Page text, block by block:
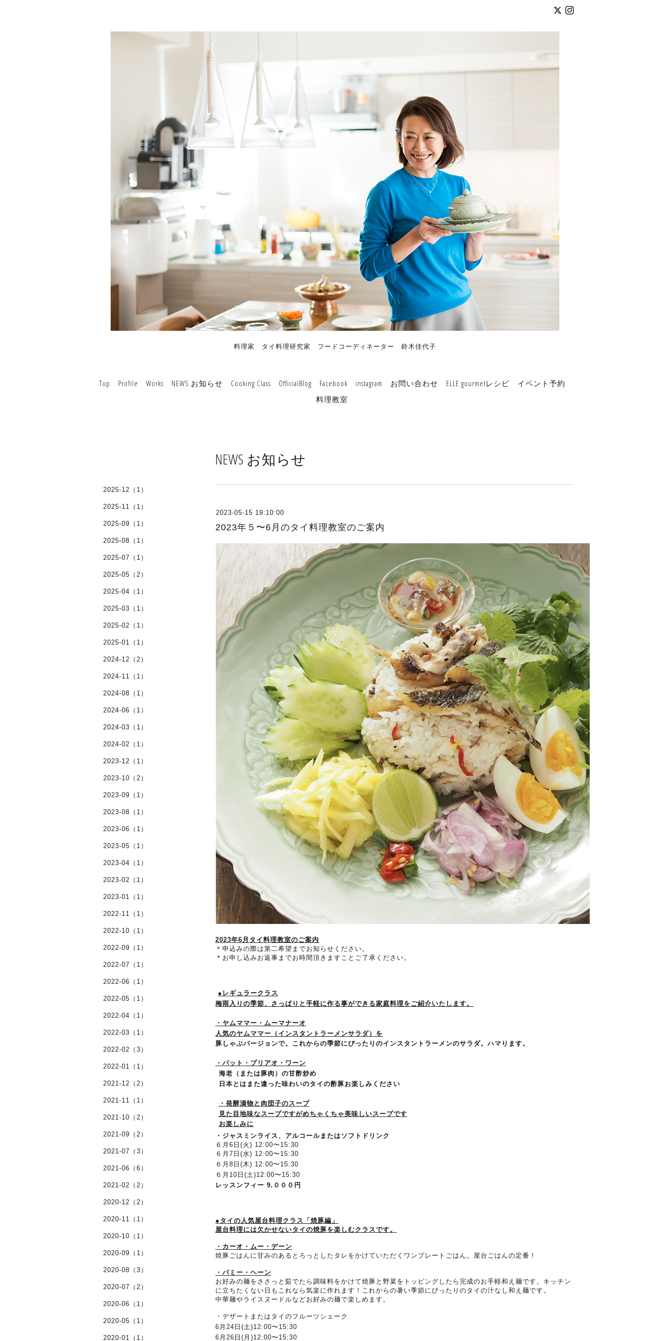
料理家 タイ料理研究家 フードコーディネーター 鈴木佳代子
Top Profile Works NEWS お知らせ Cooking Class OfficialBlog Facebook instagram お問い合わせ ELLE gourmetレシピ
イベント予約
料理教室
NEWS お知らせ
2023-05-15 19:10:00
2023年５〜6月のタイ料理教室のご案内
2023年6 月タイ料理教室のご案内
＊申込みの際は第二希望までお知らせください。
＊お申し込みお返事までお時間頂きますことご了承ください。
●レギュラークラス
梅雨入りの季節、さっぱりと手軽に作る事ができる家庭料理をご紹介いたします。
・ヤムママー・ムーマナーオ
人気のヤムママー（インスタントラーメンサラダ）を
豚しゃぶバージョンで。これからの季節にぴったりのインスタントラーメンのサラダ。ハマります。
・パット・プリアオ・ワーン
海老（または豚肉）の甘酢炒め
日本とはまた違った味わいのタイの酢豚お楽しみください
・発酵漬物と肉団子のスープ
見た目地味なスープですがめちゃくちゃ美味しいスープです
お楽しみに
・ジャスミンライス、アルコールまたはソフトドリンク
６月6日 (火 ) 12:00〜 15:30
６月 7 日 (水) 12:00〜 15:30
６月 8 日 (木) 12:00〜 15:30
６月 10 日 (土)12:00〜 15:30
レッスンフィー 9. ０００円
●タイの人気屋台料理クラス「焼豚編」
屋台料理には欠かせないタイの焼豚を楽しむクラスです。
・カーオ・ムー・デーン
焼豚ごはんに甘みのあるとろっとしたタレをかけていただくワンプレートごはん。屋台ごはんの定番！
・バミー・ヘーン
お好みの麺をささっと茹でたら調味料をかけて焼豚と野菜をトッピングしたら完成のお手軽和え麺です。キッチン
に立ちたくない日もこれなら気楽に作れます！これからの暑い季節にぴったりのタイの汁なし和え麺です。
中華麺やライスヌードルなどお好みの麺で楽しめます。
・デザートまたはタイのフルーツシェーク
6 月 24 日 (土)12:00〜 15:30
6 月 26 日 ( 月 )12:00〜 15:30
2025-12（1）
2025-11（1）
2025-09（1）
2025-08（1）
2025-07（1）
2025-05（2）
2025-04（1）
2025-03（1）
2025-02（1）
2025-01（1）
2024-12（2）
2024-11（1）
2024-08（1）
2024-06（1）
2024-03（1）
2024-02（1）
2023-12（1）
2023-10（2）
2023-09（1）
2023-08（1）
2023-06（1）
2023-05（1）
2023-04（1）
2023-02（1）
2023-01（1）
2022-11（1）
2022-10（1）
2022-09（1）
2022-07（1）
2022-06（1）
2022-05（1）
2022-04（1）
2022-03（1）
2022-02（3）
2022-01（1）
2021-12（2）
2021-11（1）
2021-10（2）
2021-09（2）
2021-07（3）
2021-06（6）
2021-02（2）
2020-12（2）
2020-11（1）
2020-10（1）
2020-09（1）
2020-08（3）
2020-07（2）
2020-06（1）
2020-05（1）
2020-01（1）